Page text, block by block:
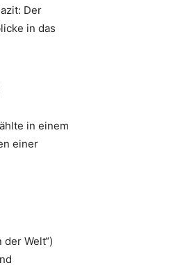
Der
in das
in einem
einer
der Welt“)